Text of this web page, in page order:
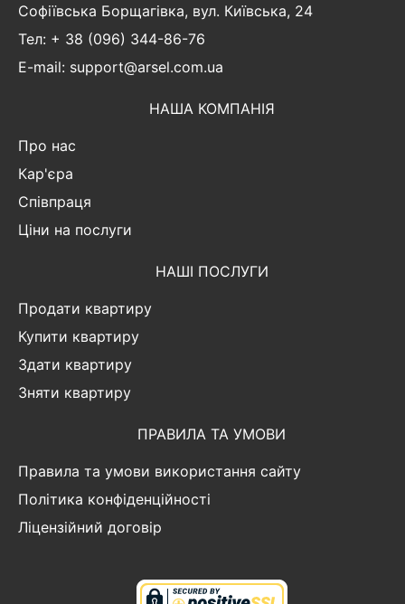
Софіївська Борщагівка, вул. Київська, 24
Тел: + 38 (096) 344-86-76
E-mail: support@arsel.com.ua
НАША КОМПАНІЯ
Про нас
Кар'єра
Співпраця
Ціни на послуги
НАШІ ПОСЛУГИ
Продати квартиру
Купити квартиру
Здати квартиру
Зняти квартиру
ПРАВИЛА ТА УМОВИ
Правила та умови використання сайту
Політика конфіденційності
Ліцензійний договір